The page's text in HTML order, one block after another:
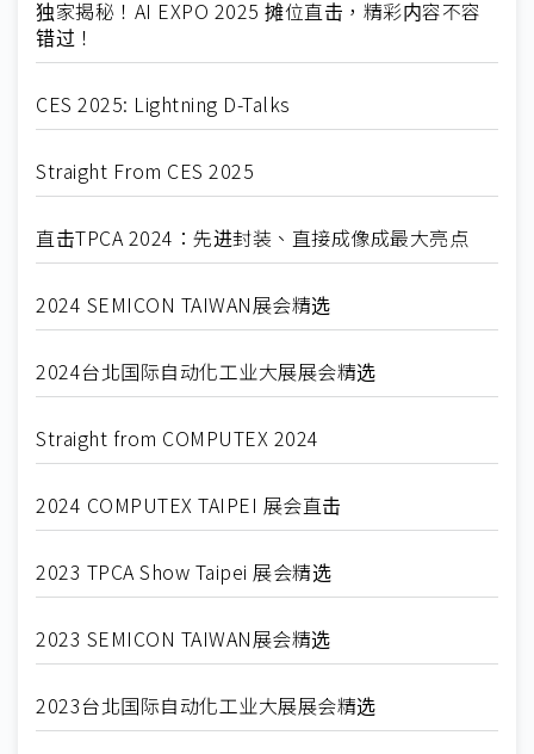
独家揭秘！AI EXPO 2025 摊位直击，精彩内容不容
错过！
CES 2025: Lightning D-Talks
Straight From CES 2025
直击TPCA 2024：先进封装、直接成像成最大亮点
2024 SEMICON TAIWAN展会精选
2024台北国际自动化工业大展展会精选
Straight from COMPUTEX 2024
2024 COMPUTEX TAIPEI 展会直击
2023 TPCA Show Taipei 展会精选
2023 SEMICON TAIWAN展会精选
2023台北国际自动化工业大展展会精选